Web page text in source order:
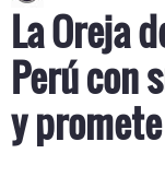
La Oreja
Perú con
y